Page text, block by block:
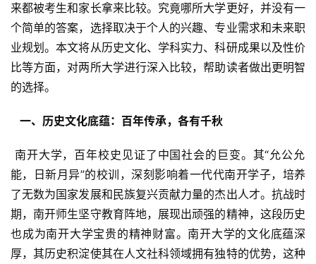
来都被考生和家长拿来比较。究竟哪所大学更好，并没有一
个简单的答案，选择取决于个人的兴趣、专业需求和未来职
业规划。本文将从历史文化、学科实力、科研成果以及性价
比等方面，对两所大学进行深入比较，帮助读者做出更明智
的选择。
  一、历史文化底蕴：百年传承，各有千秋
能，日新月异”的校训，深刻影响着一代代南开学子，培养
了无数为国家发展和民族复兴贡献力量的杰出人才。抗战时
期，南开师生坚守教育阵地，展现出顽强的精神，这段历史
也成为南开大学宝贵的精神财富。南开大学的文化底蕴深
厚，其历史积淀使其在人文社科领域拥有独特的优势，这种